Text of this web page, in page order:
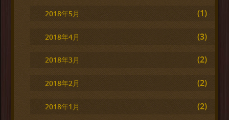
2018年5月 (1)
2018年4月 (3)
2018年3月 (2)
2018年2月 (2)
2018年1月 (2)